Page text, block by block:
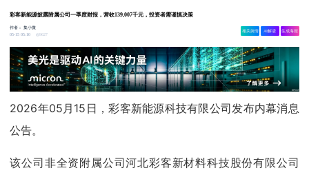
彩客新能源披露附属公司一季度财报，营收139,007千元，投资者需谨慎决策
作者：集小微
05-15 05:10
9627
相关舆情 AI解读 生成海报
2026年05月15日，彩客新能源科技有限公司发布内幕消息
公告。
该公司非全资附属公司河北彩客新材料科技股份有限公司